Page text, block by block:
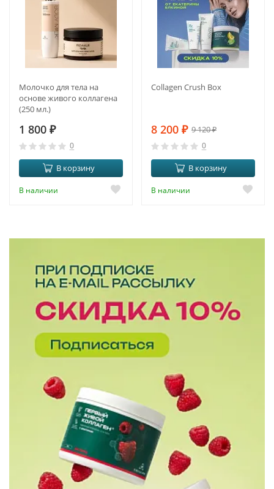
Молочко для тела на
основе живого коллагена
(250 мл.)
1 800 ₽
0
В корзину
В наличии
Collagen Crush Box
8 200 ₽ 9 120₽
0
В корзину
В наличии